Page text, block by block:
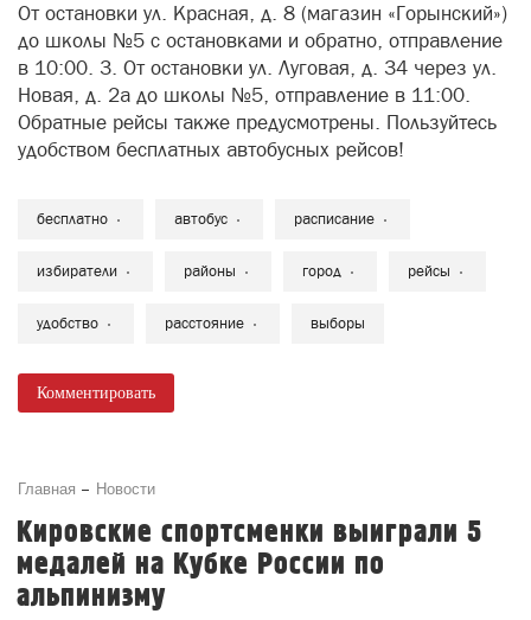
От остановки ул. Красная, д. 8 (магазин «Горынский»)
до школы №5 с остановками и обратно, отправление
в 10:00. 3. От остановки ул. Луговая, д. 34 через ул.
Новая, д. 2а до школы №5, отправление в 11:00.
Обратные рейсы также предусмотрены. Пользуйтесь
удобством бесплатных автобусных рейсов!
бесплатно автобус расписание
избиратели районы город рейсы
удобство расстояние выборы
Комментировать
Главная Новости
Кировские спортсменки выиграли 5
медалей на Кубке России по
альпинизму